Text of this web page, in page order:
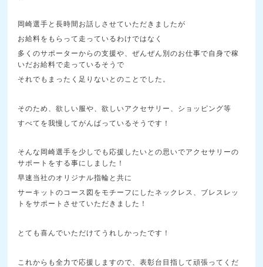
岡崎選手と長時間お話しさせていただきましたが
お給料をもらって走っているわけではなく
多くのサポーターからの支援や、ぜんぜん別のお仕事で自身で稼
いだお給料で走っているそうで
それでもまったく足りないとのことでした。
そのため、欲しい服や、欲しいアクセサリー、ショッピング等
すべてを我慢してがんばっているそうです！
そんな岡崎選手を少しでも応援したいとの思いでアクセサリーの
サポートをする事にしました！
早速当社のオリジナル指輪と共に
サーキットのコース図をモチーフにしたネックレス、ブレスレッ
トをサポートさせていただきました！
とても喜んでいただけてうれしかったです！
これからも全力で応援しますので、表彰台目指して頑張ってくだ